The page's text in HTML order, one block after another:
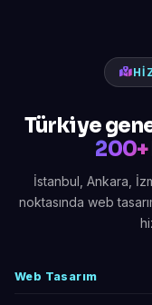
Türkiye
200+
İstanbul, Ankara,
noktasında web
Web Tasarım